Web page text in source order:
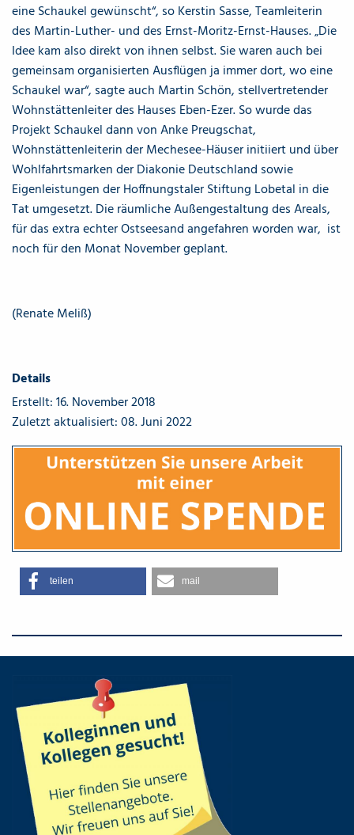
eine Schaukel gewünscht“, so Kerstin Sasse, Teamleiterin
des Martin-Luther- und des Ernst-Moritz-Ernst-Hauses. „Die
Idee kam also direkt von ihnen selbst. Sie waren auch bei
gemeinsam organisierten Ausflügen ja immer dort, wo eine
Schaukel war“, sagte auch Martin Schön, stellvertretender
Wohnstättenleiter des Hauses Eben-Ezer. So wurde das
Projekt Schaukel dann von Anke Preugschat,
Wohnstättenleiterin der Mechesee-Häuser initiiert und über
Wohlfahrtsmarken der Diakonie Deutschland sowie
Eigenleistungen der Hoffnungstaler Stiftung Lobetal in die
Tat umgesetzt. Die räumliche Außengestaltung des Areals,
für das extra echter Ostseesand angefahren worden war, ist
noch für den Monat November geplant.
(Renate Meliß)
Details
Erstellt: 16. November 2018
Zuletzt aktualisiert: 08. Juni 2022
teilen mail